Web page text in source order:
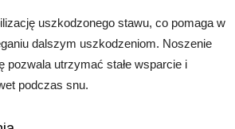
uszkodzonego stawu, co pomaga w
dalszym uszkodzeniom. Noszenie
pozwala utrzymać stałe wsparcie i
podczas snu.